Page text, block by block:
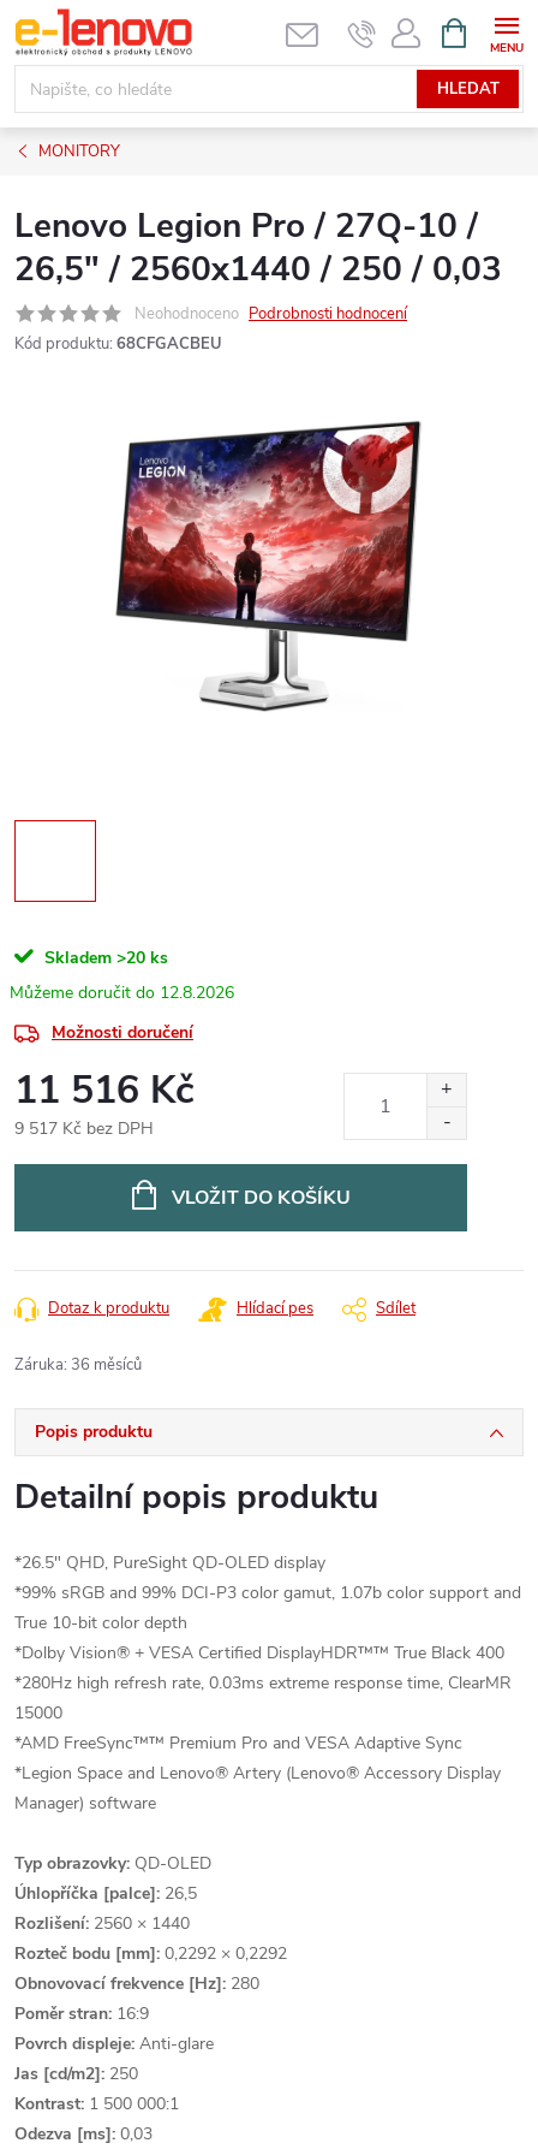
Přejít
na
obsah
HLEDAT
NÁKUPNÍ
KOŠÍK
MONITORY
Lenovo Legion Pro / 27Q-10 /
26,5" / 2560x1440 / 250 / 0,03
Neohodnoceno Podrobnosti hodnocení
Kód produktu: 68CFGACBEU
Skladem >20 ks
12.8.2026
Možnosti doručení
11 516 Kč
9 517 Kč bez DPH
VLOŽIT DO KOŠÍKU
Dotaz k produktu Hlídací pes Sdílet
Záruka: 36 měsíců
Popis produktu
Detailní popis produktu
*26.5" QHD, PureSight QD-OLED display
*99% sRGB and 99% DCI-P3 color gamut, 1.07b color support and
True 10-bit color depth
*Dolby Vision® + VESA Certified DisplayHDR™™ True Black 400
*280Hz high refresh rate, 0.03ms extreme response time, ClearMR
15000
*AMD FreeSync™™ Premium Pro and VESA Adaptive Sync
*Legion Space and Lenovo® Artery (Lenovo® Accessory Display
Manager) software
Typ obrazovky: QD-OLED
Úhlopříčka [palce]: 26,5
Rozlišení: 2560 × 1440
Rozteč bodu [mm]: 0,2292 × 0,2292
Obnovovací frekvence [Hz]: 280
Poměr stran: 16:9
Povrch displeje: Anti-glare
Jas [cd/m2]: 250
Kontrast: 1 500 000:1
Odezva [ms]: 0,03